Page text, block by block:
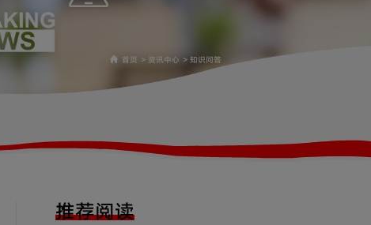
首页 > 资讯中心 > 知识问答
推荐阅读